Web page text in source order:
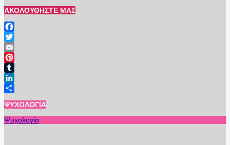
ΑΚΟΛΟΥΘΉΣΤΕ ΜΑΣ
Facebook
Twitter
Email
Pinterest
Tumblr
LinkedIn
ΨΥΧΟΛΟΓΊΑ
Ψυχολογία